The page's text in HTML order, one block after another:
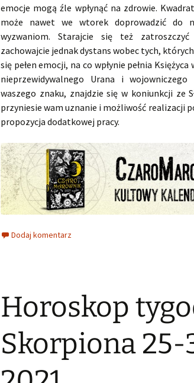
emocje mogą źle wpłynąć na zdrowie.
może nawet we wtorek doprowadzić do
wyzwaniom. Starajcie się też
zachowajcie jednak dystans wobec tych,
się pełen emocji, na co wpłynie pełnia
nieprzewidywalnego Urana i wojowniczego
waszego znaku, znajdzie się w koniunkcji ze
przyniesie wam uznanie i możliwość realizacji
propozycja dodatkowej pracy.
Dodaj komentarz
Horoskop
Skorpiona 25-